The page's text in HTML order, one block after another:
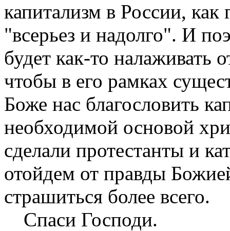
капитализм в России,
"всерьез и надолго". И
будет как-то
чтобы в его рамках
Боже нас бла­гословить
необходимой основой
сделали протестанты и
отойдем от правды
страшиться более всего.
Спаси Господи.